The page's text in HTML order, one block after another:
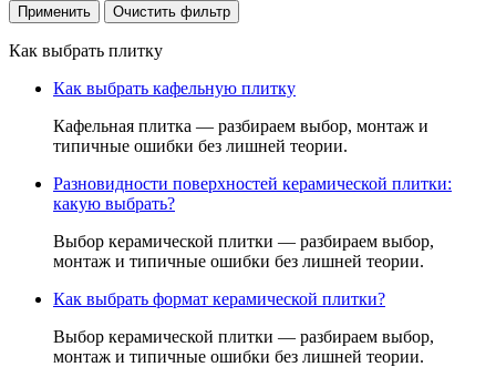
Как выбрать плитку
Как выбрать кафельную плитку
Кафельная плитка — разбираем выбор, монтаж и
типичные ошибки без лишней теории.
Разновидности поверхностей керамической плитки:
какую выбрать?
Выбор керамической плитки — разбираем выбор,
монтаж и типичные ошибки без лишней теории.
Как выбрать формат керамической плитки?
Выбор керамической плитки — разбираем выбор,
монтаж и типичные ошибки без лишней теории.